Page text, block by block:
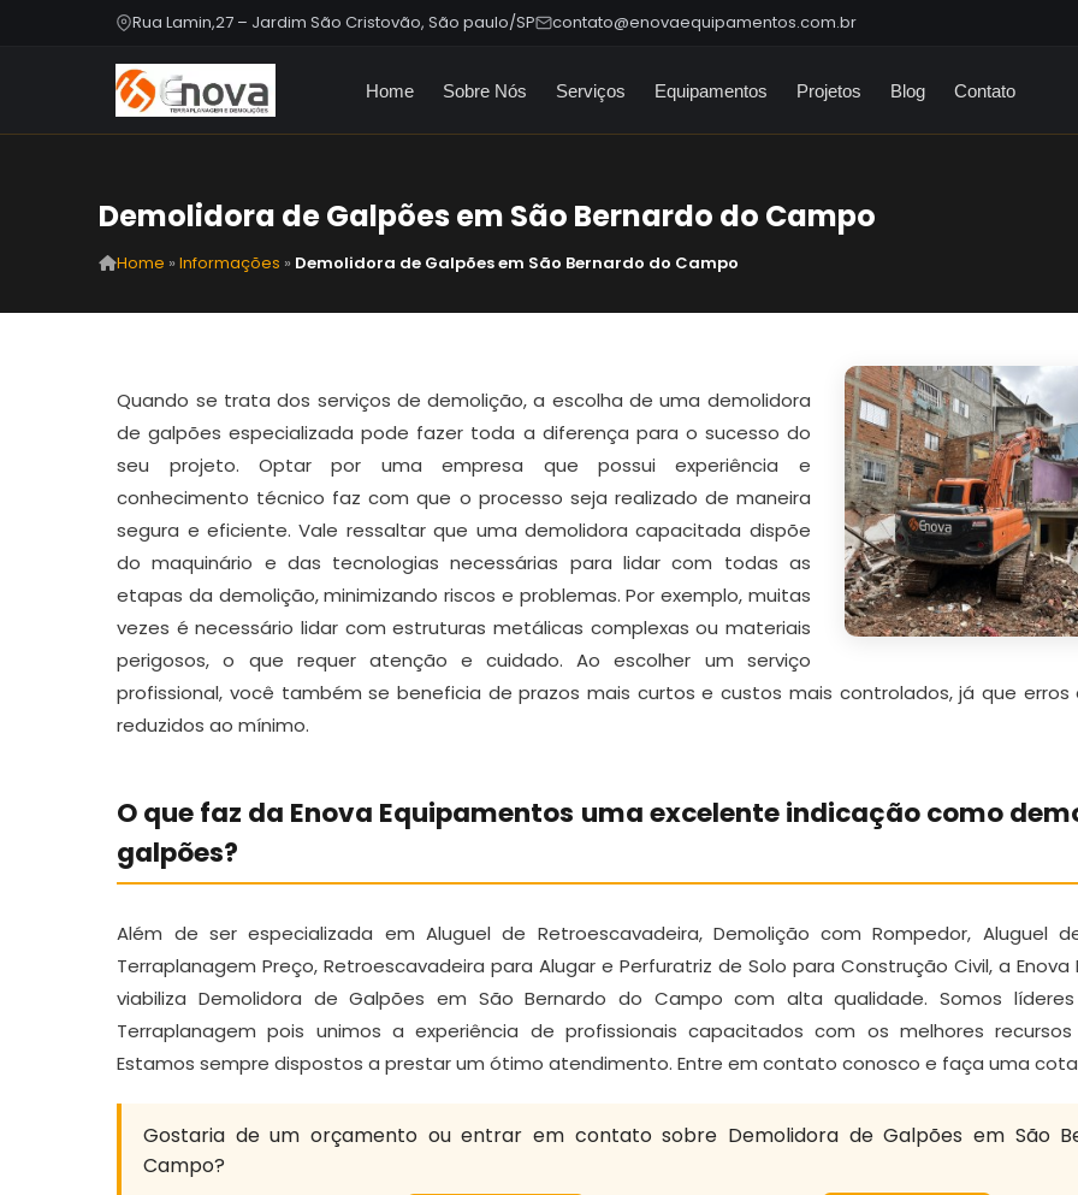
Rua Lamin,27 – Jardim São Cristovão, São paulo/SP contato@enovaequipamentos.com.br
Home Sobre Nós Serviços Equipamentos Projetos Blog Contato
Demolidora de Galpões em São Bernardo do Campo
Home »Informações » Demolidora de Galpões em São Bernardo do Campo
Quando se trata dos serviços de demolição, a escolha de uma demolidora
de galpões especializada pode fazer toda a diferença para o sucesso do
seu projeto. Optar por uma empresa que possui experiência e
conhecimento técnico faz com que o processo seja realizado de maneira
segura e eficiente. Vale ressaltar que uma demolidora capacitada dispõe
do maquinário e das tecnologias necessárias para lidar com todas as
etapas da demolição, minimizando riscos e problemas. Por exemplo, muitas
vezes é necessário lidar com estruturas metálicas complexas ou materiais
perigosos, o que requer atenção e cuidado. Ao escolher um serviço
profissional, você também se beneficia de prazos mais curtos e custos mais controlados, já que
reduzidos ao mínimo.
O que faz da Enova Equipamentos uma excelente indicação como
galpões?
Além de ser especializada em Aluguel de Retroescavadeira, Demolição com Rompedor, Aluguel
Terraplanagem Preço, Retroescavadeira para Alugar e Perfuratriz de Solo para Construção Civil, a Enova
viabiliza Demolidora de Galpões em São Bernardo do Campo com alta qualidade. Somos
Terraplanagem pois unimos a experiência de profissionais capacitados com os melhores
Estamos sempre dispostos a prestar um ótimo atendimento. Entre em contato conosco e faça uma
Gostaria de um orçamento ou entrar em contato sobre Demolidora de Galpões em São
Campo?